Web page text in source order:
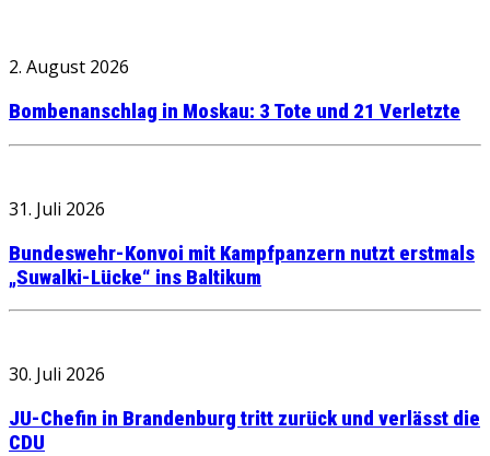
2. August 2026
Bombenanschlag in Moskau: 3 Tote und 21 Verletzte
31. Juli 2026
Bundeswehr-Konvoi mit Kampfpanzern nutzt erstmals
„Suwalki-Lücke“ ins Baltikum
30. Juli 2026
JU-Chefin in Brandenburg tritt zurück und verlässt die
CDU